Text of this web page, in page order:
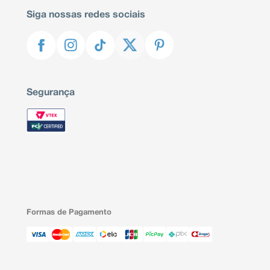
Siga nossas redes sociais
Segurança
Formas de Pagamento